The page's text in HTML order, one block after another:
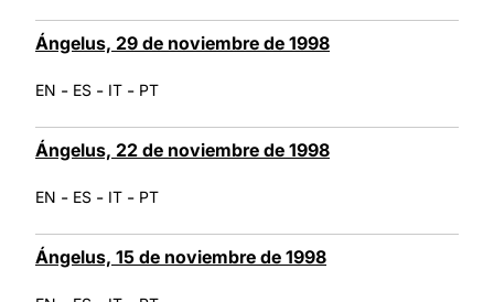
Ángelus, 29 de noviembre de 1998
EN - ES - IT - PT
Ángelus, 22 de noviembre de 1998
EN - ES - IT - PT
Ángelus, 15 de noviembre de 1998